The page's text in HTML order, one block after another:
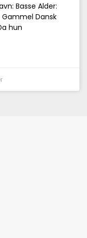
Basse Alder:
Gammel Dansk
hun